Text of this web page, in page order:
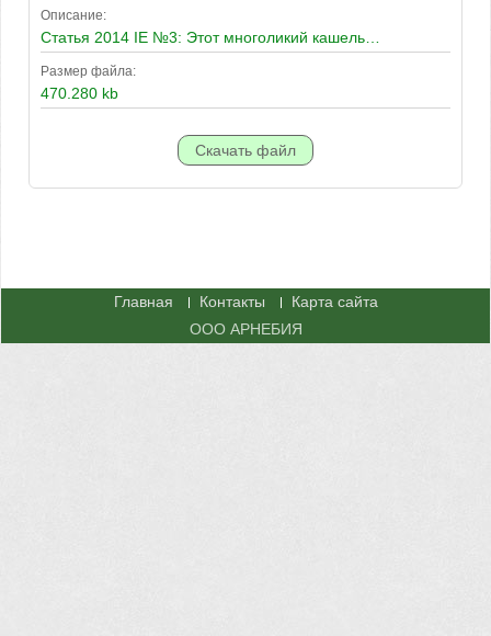
Описание:
Статья 2014 IE №3: Этот многоликий кашель…
Размер файла:
470.280 kb
Главная Контакты
Карта сайта
ООО АРНЕБИЯ